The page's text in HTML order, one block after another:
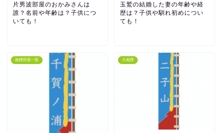
片男波部屋のおかみさんは
誰？名前や年齢は？子供につ
いても！
玉鷲の結婚した妻の年齢や経
歴は？子供や馴れ初めについ
ても！
相撲部屋一覧 大相撲